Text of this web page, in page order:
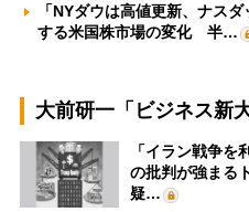
「NYダウは高値更新、ナス
する米国株市場の変化 半…
大前研一「ビジネス新
「イラン戦争を
の批判が強まる
疑…